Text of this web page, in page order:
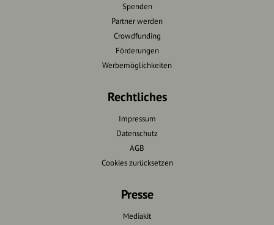
Spenden
Partner werden
Crowdfunding
Förderungen
Werbemöglichkeiten
Rechtliches
Impressum
Datenschutz
AGB
Cookies zurücksetzen
Presse
Mediakit